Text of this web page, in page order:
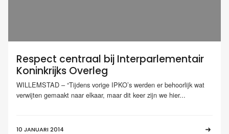
Respect centraal bij Interparlementair
Koninkrijks Overleg
WILLEMSTAD – “Tijdens vorige IPKO’s werden er behoorlijk wat
verwijten gemaakt naar elkaar, maar dit keer zijn we hier...
10 JANUARI 2014